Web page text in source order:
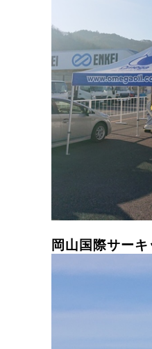
岡山国際サー